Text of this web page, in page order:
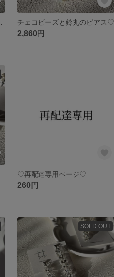
チェコビーズと鈴丸のピアス♡
2,860円
♡再配達専用ページ♡
260円
SOLD OUT